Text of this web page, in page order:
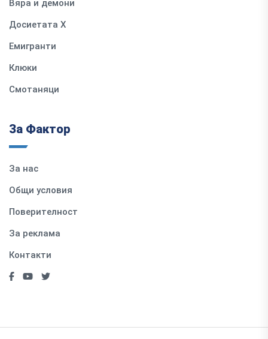
Вяра и демони
Досиетата Х
Емигранти
Клюки
Смотаняци
За Фактор
За нас
Общи условия
Поверителност
За реклама
Контакти